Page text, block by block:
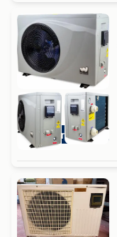
Aquariatics